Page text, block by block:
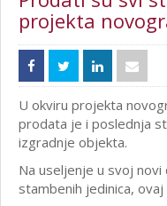
projekta
U okviru projekta
prodata je i poslednja
izgradnje objekta.
Na useljenje u svoj
stambenih jedinica,